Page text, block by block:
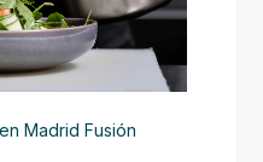
Madrid Fusión